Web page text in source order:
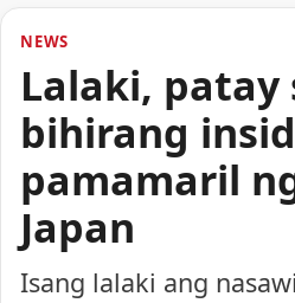
NEWS
Lalaki, patay
bihirang
pamamaril
Japan
Isang lalaki ang